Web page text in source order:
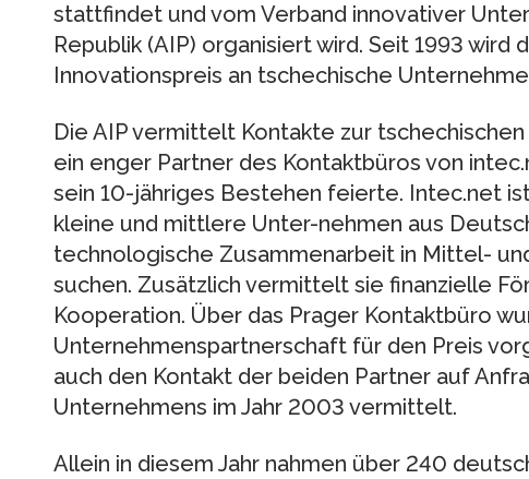
stattfindet und vom Verband innovativer
Republik (AIP) organisiert wird. Seit 1993 wird
Innovationspreis an tschechische
Die AIP vermittelt Kontakte zur
ein enger Partner des Kontaktbüros von
sein 10-jähriges Bestehen feierte. Intec.net
kleine und mittlere Unter-nehmen aus
technologische Zusammenarbeit in Mittel-
suchen. Zusätzlich vermittelt sie finanzielle
Kooperation. Über das Prager Kontaktbüro
Unternehmenspartnerschaft für den Preis
auch den Kontakt der beiden Partner auf
Unternehmens im Jahr 2003 vermittelt.
Allein in diesem Jahr nahmen über 240